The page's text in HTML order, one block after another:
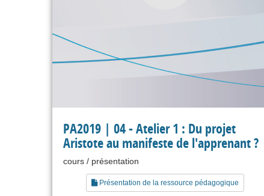
PA2019 | 04 - Atelier 1 : Du projet
Aristote au manifeste de l'apprenant ?
cours / présentation
Présentation de la ressource pédagogique